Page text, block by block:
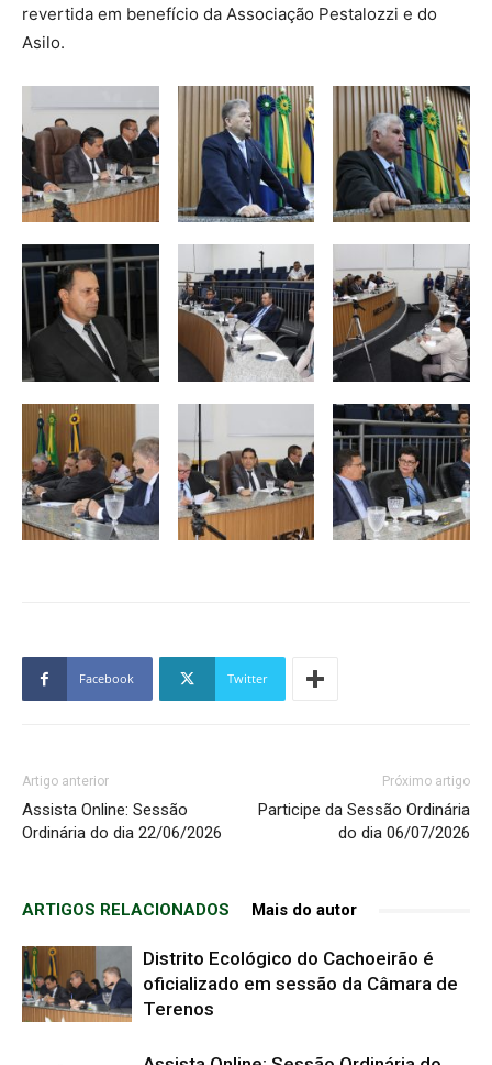
revertida em benefício da Associação Pestalozzi e do
Asilo.
Facebook Twitter
Artigo anterior
Assista Online: Sessão
Ordinária do dia 22/06/2026
Próximo artigo
Participe da Sessão Ordinária
do dia 06/07/2026
ARTIGOS RELACIONADOS Mais do autor
Distrito Ecológico do Cachoeirão é
oficializado em sessão da Câmara de
Terenos